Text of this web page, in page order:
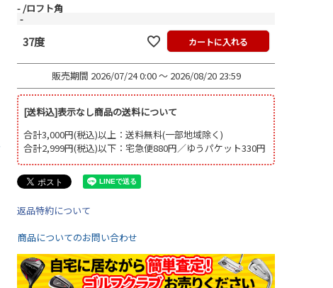
- ロフト角
-
37度 カートに入れる
販売期間 2026/07/24 0:00〜 2026/08/20 23:59
[送料込]表示なし商品の送料について
合計3,000円(税込)以上：送料無料(一部地域除く)
合計2,999円(税込)以下：宅急便880円／ゆうパケット330円
返品特約について
商品についてのお問い合わせ